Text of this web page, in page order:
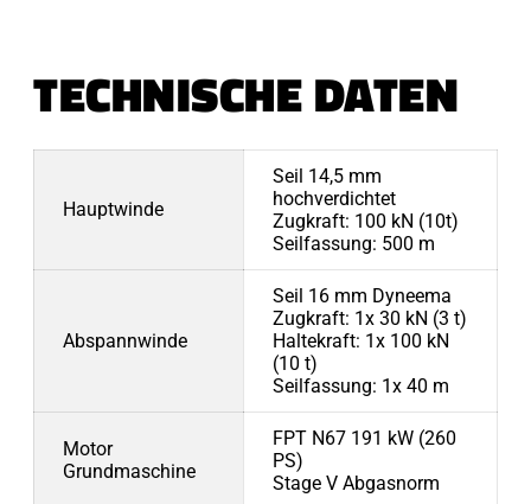
TECHNISCHE DATEN
Hauptwinde
Seil 14,5 mm
hochverdichtet
Zugkraft: 100 kN (10t)
Seilfassung: 500 m
Abspannwinde
Seil 16 mm Dyneema
Zugkraft: 1x 30 kN (3 t)
Haltekraft: 1x 100 kN
(10 t)
Seilfassung: 1x 40 m
Motor
Grundmaschine
FPT N67 191 kW (260
PS)
Stage V Abgasnorm